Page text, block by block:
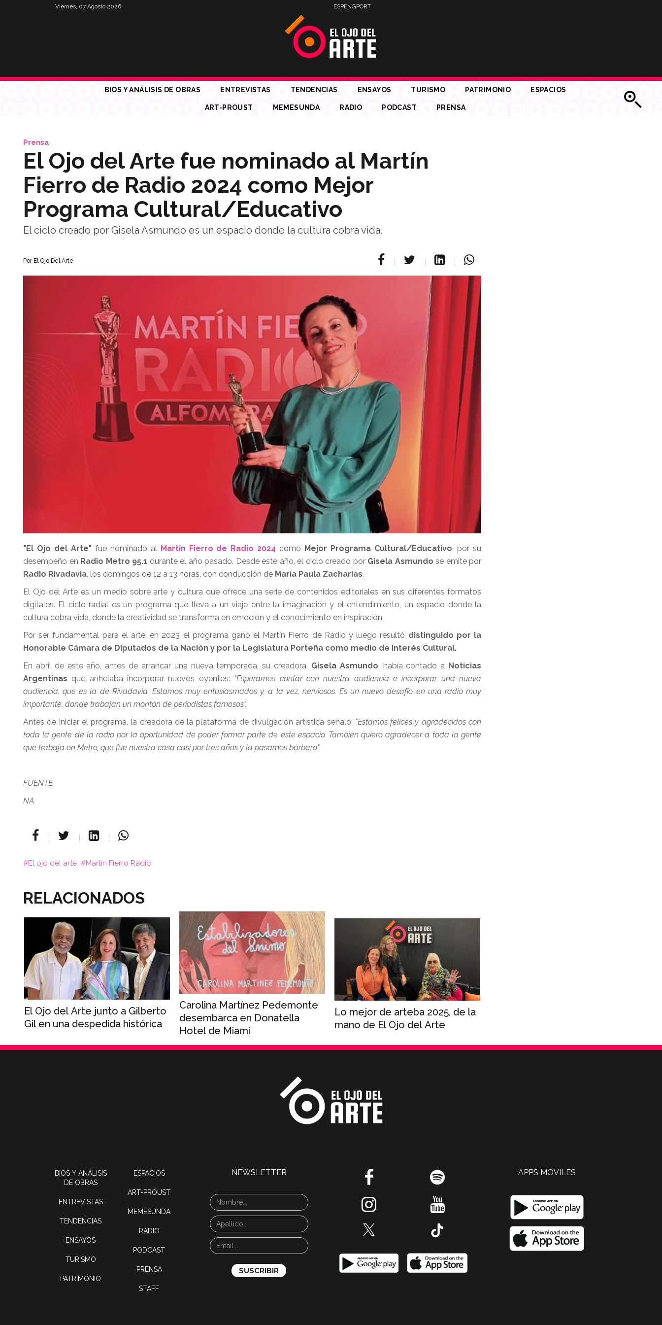
Viernes, 07 Agosto 2026 ESPENGPORT
BIOS Y ANÁLISIS DE OBRAS ENTREVISTAS TENDENCIAS ENSAYOS TURISMO PATRIMONIO ESPACIOS
ART-PROUST MEMESUNDA RADIO PODCAST PRENSA
Prensa
El Ojo del Arte fue nominado al Martín
Fierro de Radio 2024 como Mejor
Programa Cultural/Educativo
El ciclo creado por Gisela Asmundo es un espacio donde la cultura cobra vida.
Por El Ojo Del Arte
"El Ojo del Arte" fue nominado al Martín Fierro de Radio 2024 como Mejor Programa Cultural/Educativo, por su
desempeño en Radio Metro 95.1 durante el año pasado. Desde este año, el ciclo creado por Gisela Asmundo se emite por
Radio Rivadavia, los domingos de 12 a 13 horas, con conducción de María Paula Zacharías.
El Ojo del Arte es un medio sobre arte y cultura que ofrece una serie de contenidos editoriales en sus diferentes formatos
digitales. El ciclo radial es un programa que lleva a un viaje entre la imaginación y el entendimiento, un espacio donde la
cultura cobra vida, donde la creatividad se transforma en emoción y el conocimiento en inspiración.
Por ser fundamental para el arte, en 2023 el programa ganó el Martín Fierro de Radio y luego resultó distinguido por la
Honorable Cámara de Diputados de la Nación y por la Legislatura Porteña como medio de Interés Cultural.
En abril de este año, antes de arrancar una nueva temporada, su creadora, Gisela Asmundo, había contado a Noticias
Argentinas que anhelaba incorporar nuevos oyentes: "Esperamos contar con nuestra audiencia e incorporar una nueva
audiencia, que es la de Rivadavia. Estamos muy entusiasmados y, a la vez, nerviosos. Es un nuevo desafío en una radio muy
importante, donde trabajan un montón de periodistas famosos".
Antes de iniciar el programa, la creadora de la plataforma de divulgación artística señaló: "Estamos felices y agradecidos con
toda la gente de la radio por la oportunidad de poder formar parte de este espacio. También quiero agradecer a toda la gente
que trabaja en Metro, que fue nuestra casa casi por tres años y la pasamos bárbaro".
FUENTE
NA
El ojo del arte Martín Fierro Radio
RELACIONADOS
El Ojo del Arte junto a Gilberto
Gil en una despedida histórica
Carolina Martínez Pedemonte
desembarca en Donatella
Hotel de Miami
Lo mejor de arteba 2025, de la
mano de El Ojo del Arte
BIOS Y ANÁLISIS
DE OBRAS
ENTREVISTAS
TENDENCIAS
ENSAYOS
TURISMO
PATRIMONIO
ESPACIOS
ART-PROUST
MEMESUNDA
RADIO
PODCAST
PRENSA
STAFF
NEWSLETTER APPS MOVILES